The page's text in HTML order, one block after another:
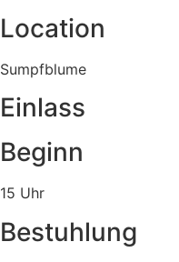
Location
Sumpfblume
Einlass
Beginn
15 Uhr
Bestuhlung